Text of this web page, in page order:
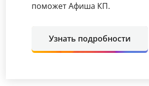
поможет Афиша КП.
Узнать подробности